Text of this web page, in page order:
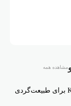
مشاهده همه